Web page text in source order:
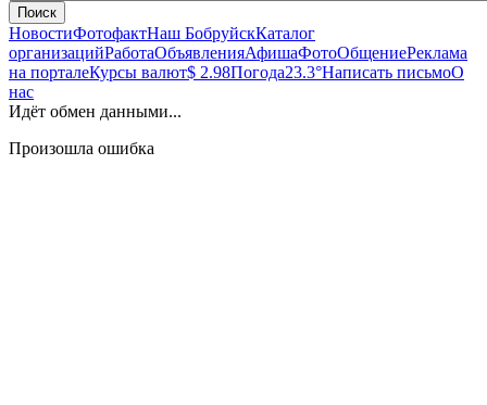
Поиск
НовостиФотофактНаш БобруйскКаталог
организацийРаботаОбъявленияАфишаФотоОбщениеРеклама
на порталеКурсы валют$ 2.98Погода23.3°Написать письмоО
нас
Идёт обмен данными...
Произошла ошибка